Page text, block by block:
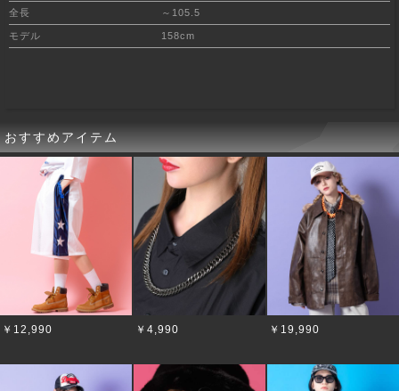
全長 ～105.5
モデル 158cm
おすすめアイテム
￥12,990 ￥4,990 ￥19,990